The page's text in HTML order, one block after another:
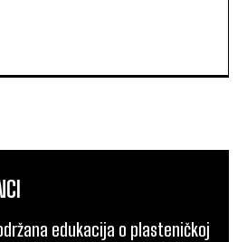
edukacija o plasteničkoj